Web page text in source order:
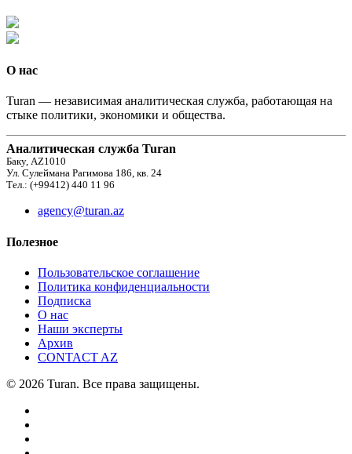
О нас
Turan — независимая аналитическая служба, работающая на
стыке политики, экономики и общества.
Аналитическая служба Turan
Баку, AZ1010
Ул. Сулеймана Рагимова 186, кв. 24
Тел.: (+99412) 440 11 96
agency@turan.az
Полезное
Пользовательское соглашение
Политика конфиденциальности
Подписка
О нас
Наши эксперты
Архив
CONTACT AZ
© 2026 Turan. Все права защищены.